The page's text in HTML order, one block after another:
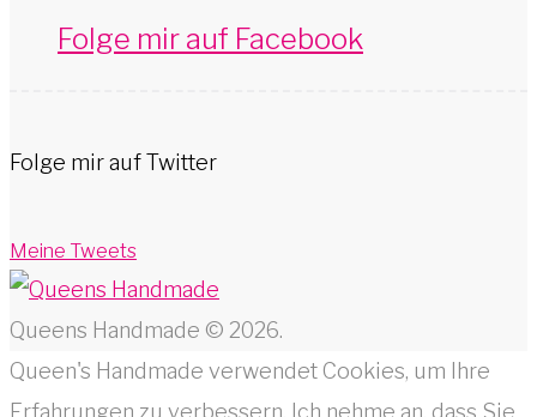
Folge mir auf Facebook
Folge mir auf Twitter
Meine Tweets
Queens Handmade © 2026.
Queen's Handmade verwendet Cookies, um Ihre
Erfahrungen zu verbessern. Ich nehme an, dass Sie